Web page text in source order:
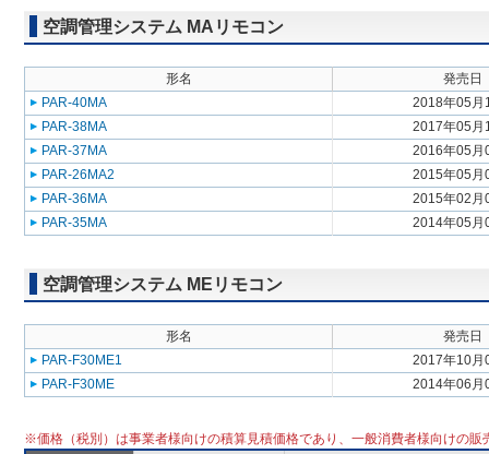
空調管理システム MAリモコン
形名
発売日
PAR-40MA
2018年05月
PAR-38MA
2017年05月
PAR-37MA
2016年05月
PAR-26MA2
2015年05月
PAR-36MA
2015年02月
PAR-35MA
2014年05月
空調管理システム MEリモコン
形名
発売日
PAR-F30ME1
2017年10月
PAR-F30ME
2014年06月
※価格（税別）は事業者様向けの積算見積価格であり、一般消費者様向けの販